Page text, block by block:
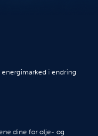
i endring
dine for olje- og